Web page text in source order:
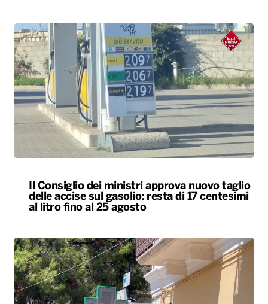
Il Consiglio dei ministri approva nuovo taglio
delle accise sul gasolio: resta di 17 centesimi
al litro fino al 25 agosto